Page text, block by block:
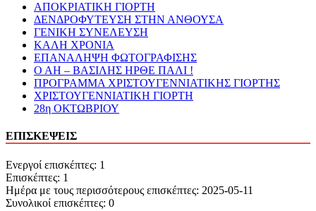
ΑΠΟΚΡΙΑΤΙΚΗ ΓΙΟΡΤΗ
ΔΕΝΔΡΟΦΥΤΕΥΣΗ ΣΤΗΝ ΑΝΘΟΥΣΑ
ΓΕΝΙΚΗ ΣΥΝΕΛΕΥΣΗ
ΚΑΛΗ ΧΡΟΝΙΑ
ΕΠΑΝΑΛΗΨΗ ΦΩΤΟΓΡΑΦΙΣΗΣ
Ο ΑΗ – ΒΑΣΙΛΗΣ ΗΡΘΕ ΠΑΛΙ !
ΠΡΟΓΡΑΜΜΑ ΧΡΙΣΤΟΥΓΕΝΝΙΑΤΙΚΗΣ ΓΙΟΡΤΗΣ
ΧΡΙΣΤΟΥΓΕΝΝΙΑΤΙΚΗ ΓΙΟΡΤΗ
28η ΟΚΤΩΒΡΙΟΥ
ΕΠΙΣΚΕΨΕΙΣ
Ενεργοί επισκέπτες: 1
Επισκέπτες: 1
Ημέρα με τους περισσότερους επισκέπτες: 2025-05-11
Συνολικοί επισκέπτες: 0